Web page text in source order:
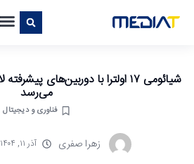
شیائومی ۱۷ اولترا با دوربین‌های
می‌رسد
فناوری و دیجیتال
زهرا صفری آذر ۱۱, ۱۴۰۴